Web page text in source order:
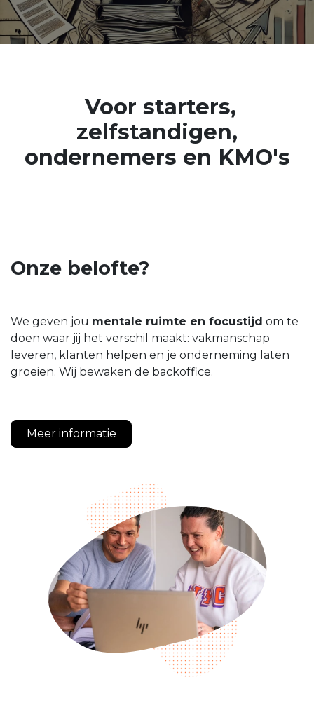
Voor starters,
zelfstandigen,
ondernemers en KMO's
Onze belofte?
We geven jou mentale ruimte en focustijd om te
doen waar jij het verschil maakt: vakmanschap
leveren, klanten helpen en je onderneming laten
groeien. Wij bewaken de backoffice.
Meer informatie